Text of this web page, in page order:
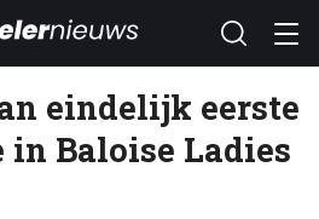
eindelijk eerste
in Baloise Ladies